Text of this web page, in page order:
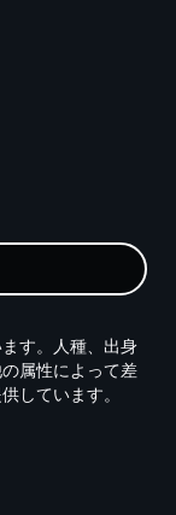
す。人種、出身
属性によって差
しています。